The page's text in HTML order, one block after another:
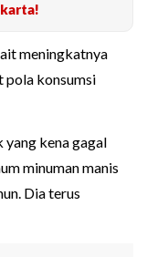
meningkatnya
pola konsumsi
yang kena gagal
minuman manis
Dia terus